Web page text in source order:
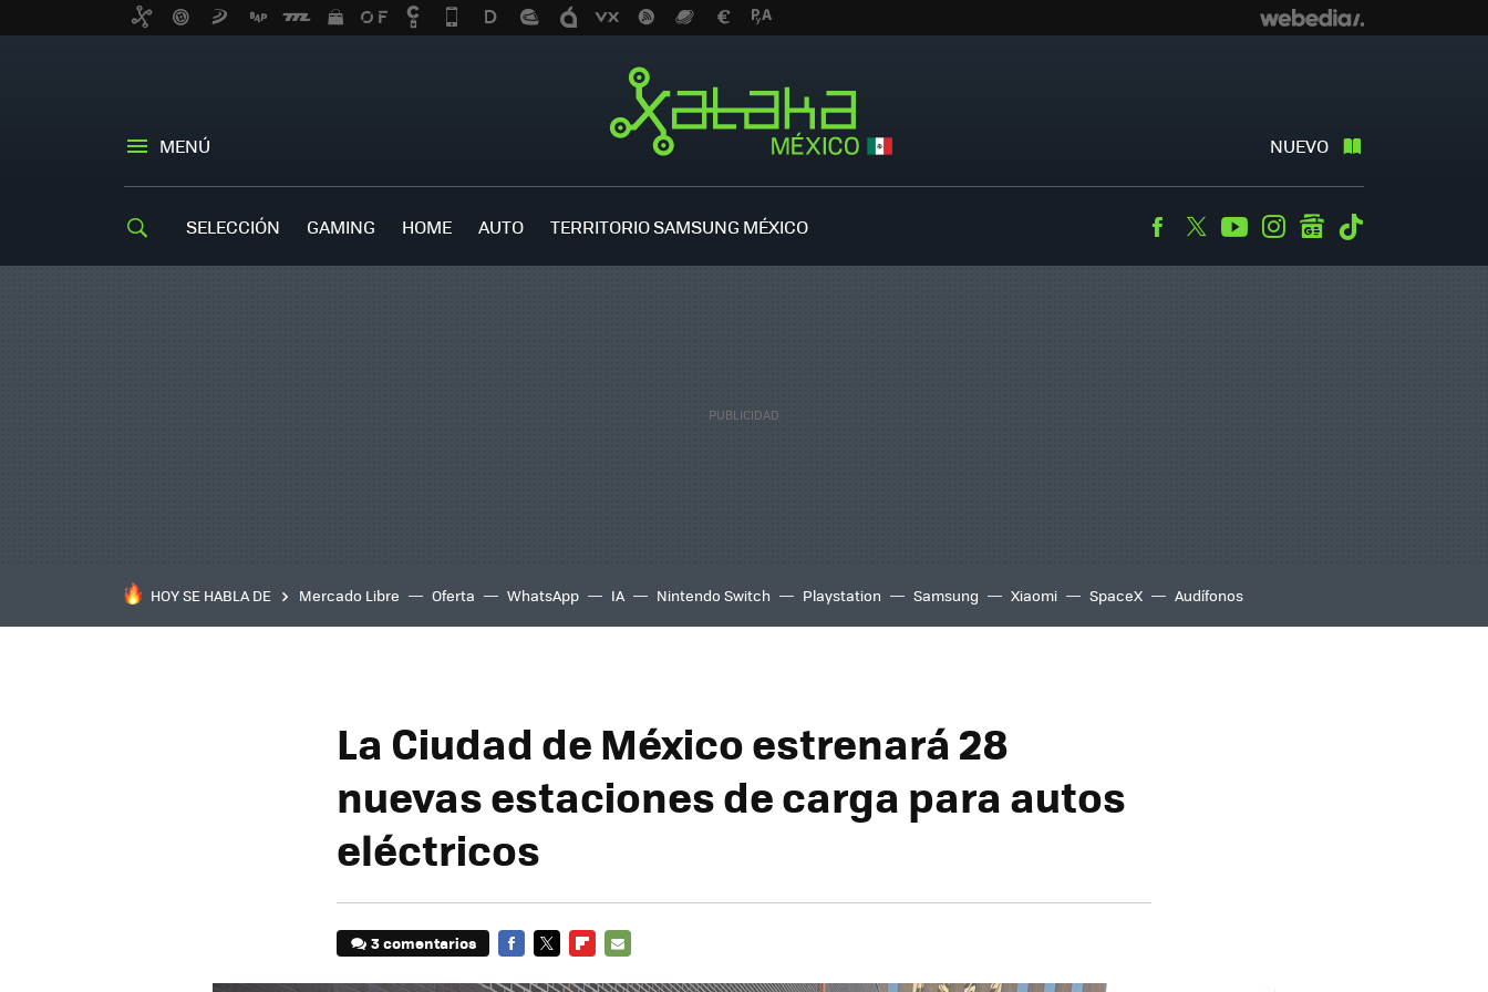
MENÚ NUEVO
SELECCIÓN GAMING HOME AUTO TERRITORIO SAMSUNG MÉXICO Facebook
TwitterYoutubeInstagramgooglenews
HOY SE HABLA DE Mercado Libre Oferta WhatsApp IA Nintendo Switch Playstation Samsung Xiaomi SpaceX Audífonos
La Ciudad de México estrenará 28
nuevas estaciones de carga para autos
eléctricos
3 comentarios